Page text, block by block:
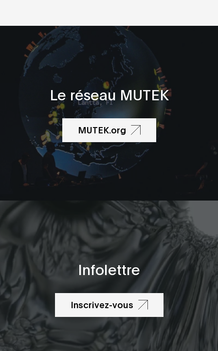
Le réseau MUTEK
MUTEK.org
Infolettre
Inscrivez-vous